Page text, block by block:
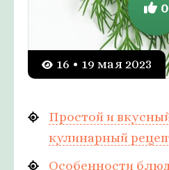
16 • 19 мая 2023
0
Простой и
кулинарный
Особенности